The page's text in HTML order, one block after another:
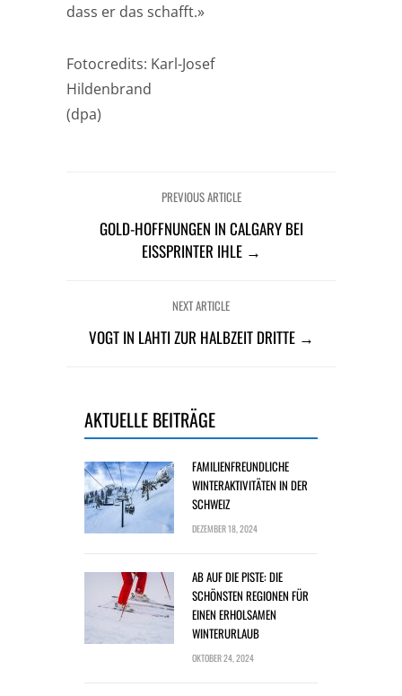
dass er das schafft.»
Fotocredits: Karl-Josef
Hildenbrand
(dpa)
PREVIOUS ARTICLE
GOLD-HOFFNUNGEN IN CALGARY BEI
EISSPRINTER IHLE →
NEXT ARTICLE
VOGT IN LAHTI ZUR HALBZEIT DRITTE →
AKTUELLE BEITRÄGE
FAMILIENFREUNDLICHE
WINTERAKTIVITÄTEN IN DER
SCHWEIZ
DEZEMBER 18, 2024
AB AUF DIE PISTE: DIE
SCHÖNSTEN REGIONEN FÜR
EINEN ERHOLSAMEN
WINTERURLAUB
OKTOBER 24, 2024